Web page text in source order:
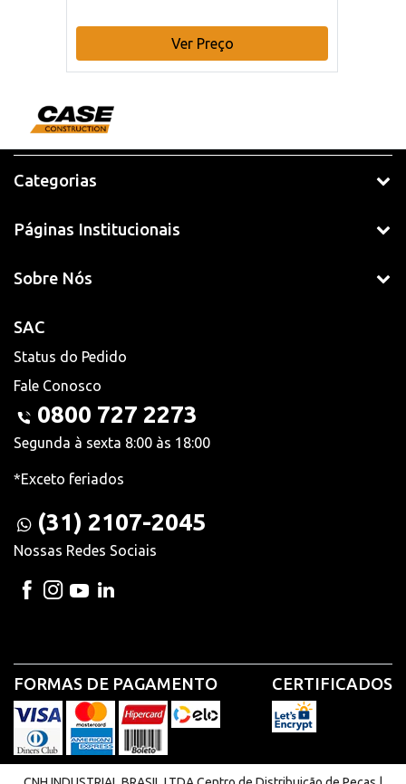
Ver Preço
Categorias
Páginas Institucionais
Sobre Nós
SAC
Status do Pedido
Fale Conosco
0800 727 2273
Segunda à sexta 8:00 às 18:00
*Exceto feriados
(31) 2107-2045
Nossas Redes Sociais
FORMAS DE PAGAMENTO CERTIFICADOS